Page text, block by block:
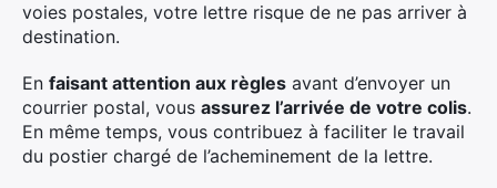
voies postales, votre lettre risque de ne pas arriver à
destination.
En faisant attention aux règles avant d’envoyer un
courrier postal, vous assurez l’arrivée de votre colis.
En même temps, vous contribuez à faciliter le travail
du postier chargé de l’acheminement de la lettre.